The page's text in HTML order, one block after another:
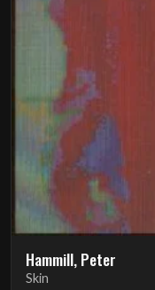
Hammill, Peter
Skin